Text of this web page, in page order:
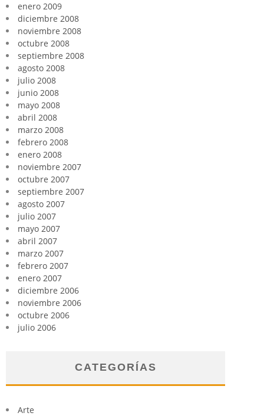
enero 2009
diciembre 2008
noviembre 2008
octubre 2008
septiembre 2008
agosto 2008
julio 2008
junio 2008
mayo 2008
abril 2008
marzo 2008
febrero 2008
enero 2008
noviembre 2007
octubre 2007
septiembre 2007
agosto 2007
julio 2007
mayo 2007
abril 2007
marzo 2007
febrero 2007
enero 2007
diciembre 2006
noviembre 2006
octubre 2006
julio 2006
CATEGORÍAS
Arte